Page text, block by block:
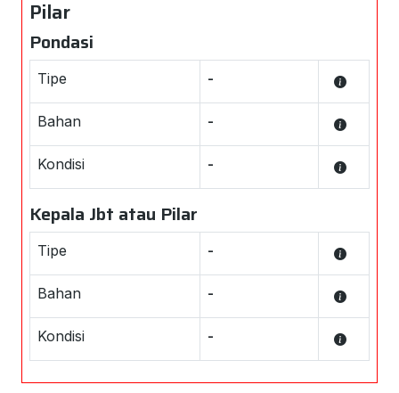
Pilar
Pondasi
Tipe -
Bahan -
Kondisi -
Kepala Jbt atau Pilar
Tipe -
Bahan -
Kondisi -